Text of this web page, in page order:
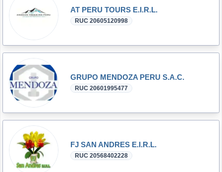
AT PERU TOURS E.I.R.L.
RUC 20605120998
GRUPO MENDOZA PERU S.A.C.
RUC 20601995477
FJ SAN ANDRES E.I.R.L.
RUC 20568402228